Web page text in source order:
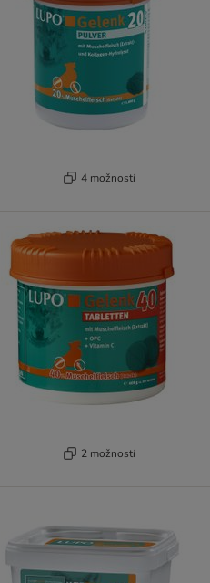
4 možností
2 možností